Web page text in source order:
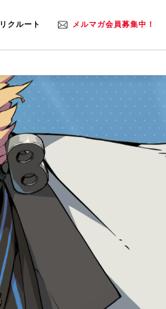
リクルート メルマガ会員募集中！